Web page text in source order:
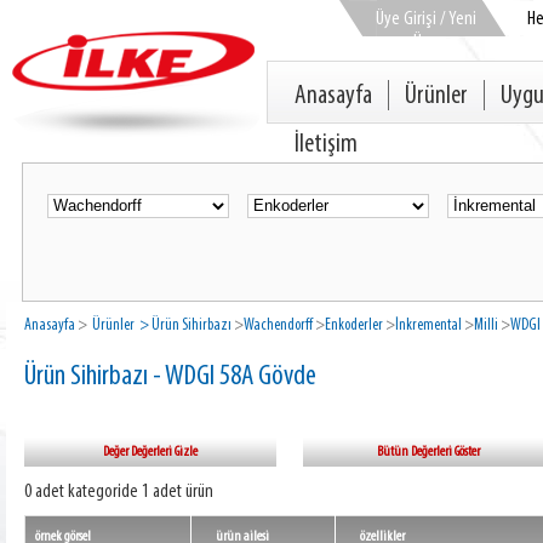
Üye Girişi / Yeni
Üye
Anasayfa Ürünler
İletişim
Anasayfa > Ürünler > Ürün Sihirbazı >Wachendorff>Enkoderler > İnkremental >Milli >
Ürün Sihirbazı - WDGI 58A Gövde
Değer Değerleri Gizle Bütün Değerleri Göster
0 adet kategoride 1 adet ürün
örnek görsel ürün ailesi özellikler